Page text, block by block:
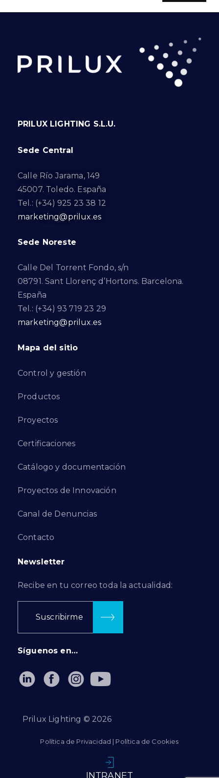
PRILUX LIGHTING S.L.U.
Sede Central
Calle Río Jarama, 149
45007. Toledo. España
Tel.: (+34) 925 23 38 12
marketing@prilux.es
Sede Noreste
Calle Del Torrent Fondo, s/n
08791. Sant Llorenç d’Hortons. Barcelona.
España
Tel.: (+34) 93 719 23 29
marketing@prilux.es
Mapa del sitio
Control y gestión
Productos
Proyectos
Certificaciones
Catálogo y documentación
Proyectos de Innovación
Canal de Denuncias
Contacto
Newsletter
Recibe en tu correo toda la actualidad:
Suscribirme
Síguenos en…
Prilux Lighting © 2026
Política de Privacidad | Política de Cookies
INTRANET